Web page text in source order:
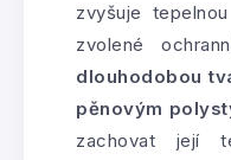
zvyšuje
zvolené
dlouhodobou
pěnovým
zachovat její